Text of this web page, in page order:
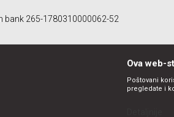
bank 265-1780310000062-52
Ova web-
Poštovani
pregledate i